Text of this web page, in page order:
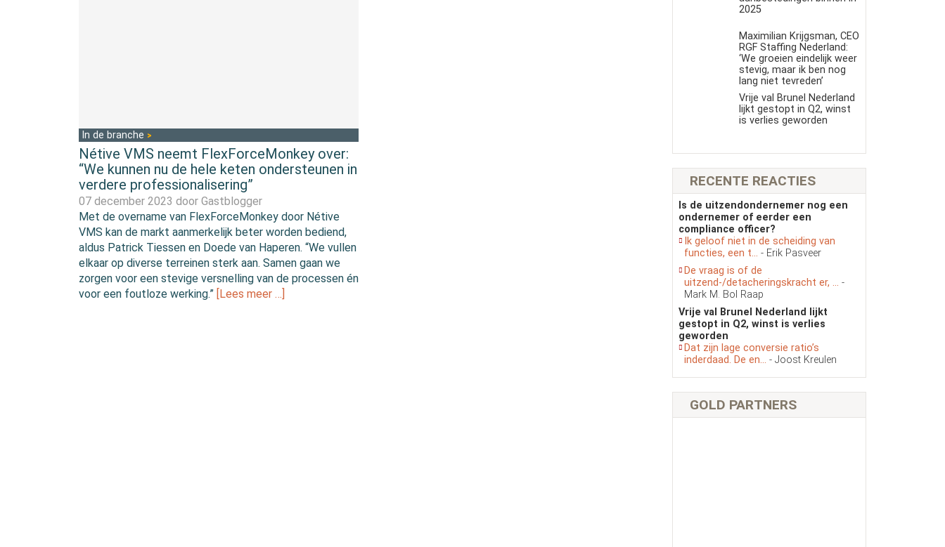
In de branche
Nétive VMS neemt FlexForceMonkey over:
“We kunnen nu de hele keten ondersteunen in
verdere professionalisering”
07 december 2023 door Gastblogger
Met de overname van FlexForceMonkey door Nétive
VMS kan de markt aanmerkelijk beter worden bediend,
aldus Patrick Tiessen en Doede van Haperen. “We vullen
elkaar op diverse terreinen sterk aan. Samen gaan we
zorgen voor een stevige versnelling van de processen én
voor een foutloze werking.” [Lees meer …]
2025
Maximilian Krijgsman, CEO
RGF Staffing Nederland:
‘We groeien eindelijk weer
stevig, maar ik ben nog
lang niet tevreden’
Vrije val Brunel Nederland
lijkt gestopt in Q2, winst
is verlies geworden
RECENTE REACTIES
Is de uitzendondernemer nog een
ondernemer of eerder een
compliance officer?
Ik geloof niet in de scheiding van
functies, een t... - Erik Pasveer
De vraag is of de
uitzend-/detacheringskracht er, ... -
Mark M. Bol Raap
Vrije val Brunel Nederland lijkt
gestopt in Q2, winst is verlies
geworden
Dat zijn lage conversie ratio’s
inderdaad. De en... - Joost Kreulen
GOLD PARTNERS